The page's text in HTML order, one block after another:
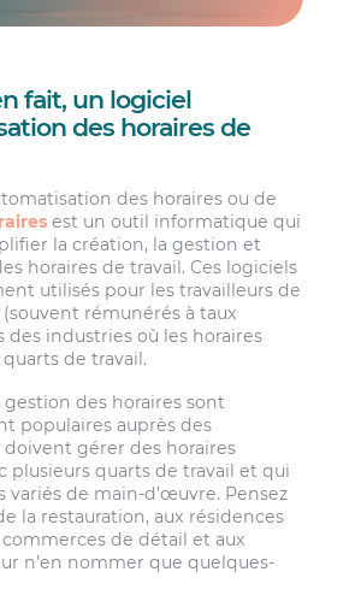
fait, un logiciel
des horaires de
des horaires ou de
est un outil informatique qui
la création, la gestion et
horaires de travail. Ces logiciels
utilisés pour les travailleurs de
rémunérés à taux
des industries où les horaires
de travail.
gestion des horaires sont
populaires auprès des
gérer des horaires
plusieurs quarts de travail et qui
variés de main-d’œuvre. Pensez
la restauration, aux résidences
commerces de détail et aux
n’en nommer que quelques-